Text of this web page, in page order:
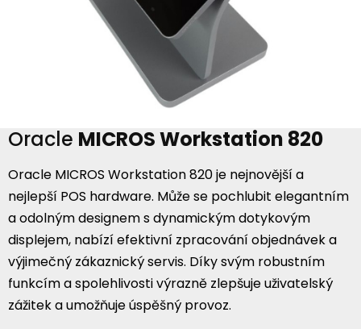
Oracle MICROS Workstation 820
Oracle MICROS Workstation 820 je nejnovější a
nejlepší POS hardware. Může se pochlubit elegantním
a odolným designem s dynamickým dotykovým
displejem, nabízí efektivní zpracování objednávek a
výjimečný zákaznický servis. Díky svým robustním
funkcím a spolehlivosti výrazně zlepšuje uživatelský
zážitek a umožňuje úspěšný provoz.